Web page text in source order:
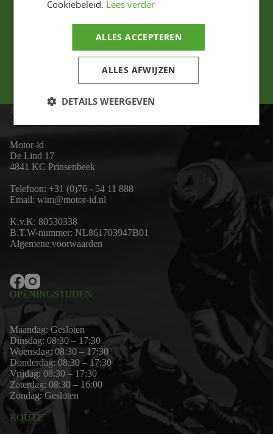
ADRES
Motor-id
De Lind 17
4841 KC Prinsenbeek
Telefoon: +31 (0)76 - 54 11 888
Email: wim@motor-id.nl
K.v.K: 80530338
B.T.W-nummer: NL861703947B01
Algemene voorwaarden
OPENINGSTIJDEN
Maandag: Gesloten
Dinsdag: 08:30 – 17:30
Woensdag: 08:30 – 17:30
Donderdag: 08:30 – 17:30
Vrijdag: 08:30 – 17:30
Zaterdag: 08:30 – 16:00
Zondag: Gesloten
ROUTE
Cookiebeleid. Lees verder
ALLES ACCEPTEREN
ALLES AFWIJZEN
DETAILS WEERGEVEN